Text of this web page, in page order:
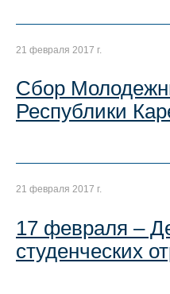
21 февраля 2017 г.
Сбор
Республики
21 февраля 2017 г.
17 февраля –
студенческих